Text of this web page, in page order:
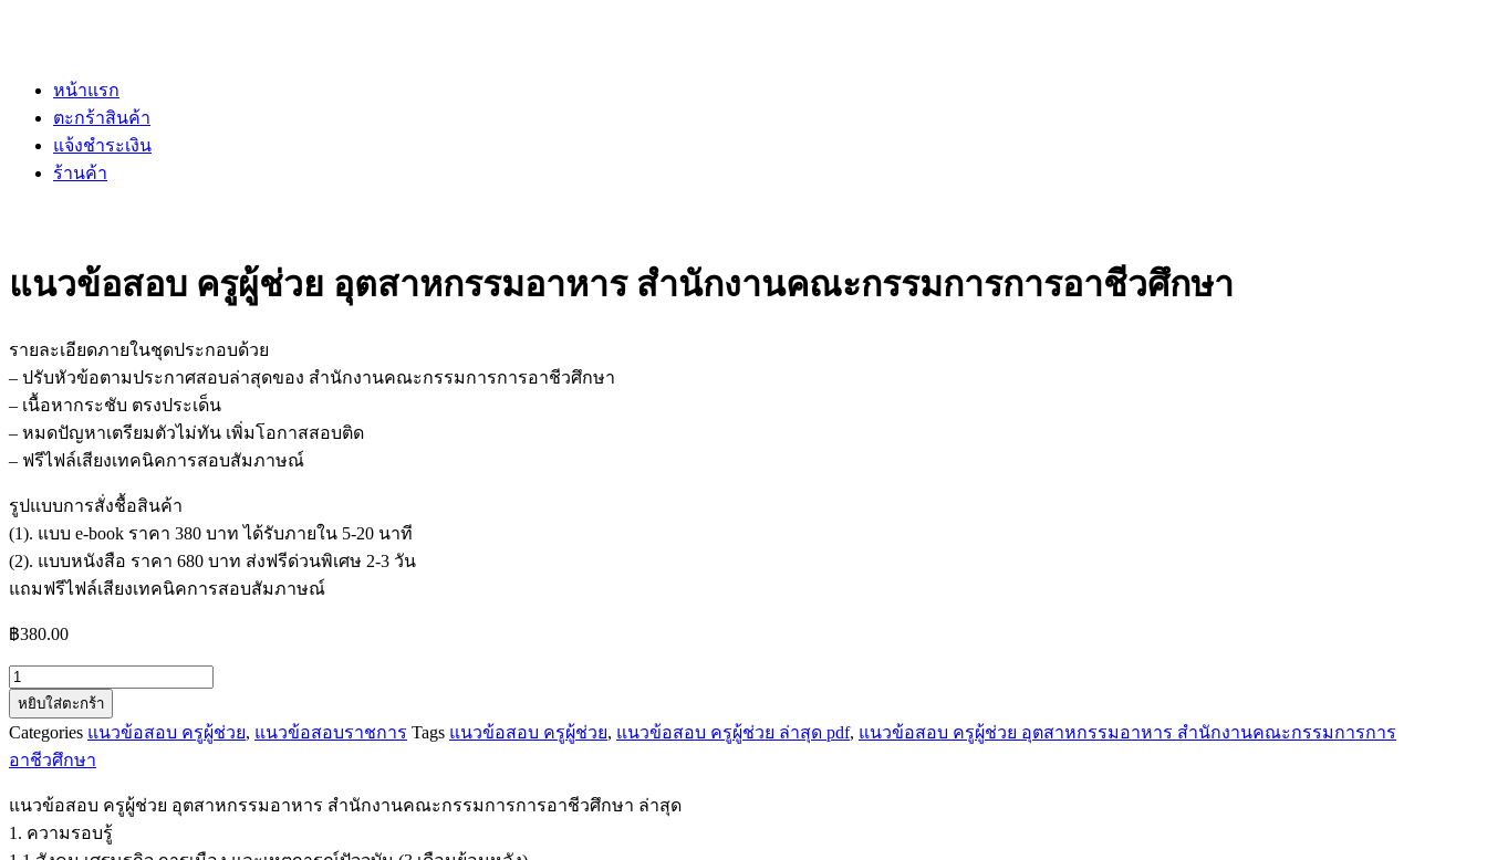
หน้าแรก
ตะกร้าสินค้า
แจ้งชำระเงิน
ร้านค้า
แนวข้อสอบ ครูผู้ช่วย อุตสาหกรรมอาหาร สำนักงานคณะกรรมการการอาชีวศึกษา
รายละเอียดภายในชุดประกอบด้วย
– ปรับหัวข้อตามประกาศสอบล่าสุดของ สำนักงานคณะกรรมการการอาชีวศึกษา
– เนื้อหากระชับ ตรงประเด็น
– หมดปัญหาเตรียมตัวไม่ทัน เพิ่มโอกาสสอบติด
– ฟรีไฟล์เสียงเทคนิคการสอบสัมภาษณ์
รูปแบบการสั่งชื้อสินค้า
(1). แบบ e-book ราคา 380 บาท ได้รับภายใน 5-20 นาที
(2). แบบหนังสือ ราคา 680 บาท ส่งฟรีด่วนพิเศษ 2-3 วัน
แถมฟรีไฟล์เสียงเทคนิคการสอบสัมภาษณ์
฿380.00
จำนวน
แนว
ข้อสอบ
ครู
ช่วย
อุตสาหกรรม
หยิบใส่ตะกร้า
Categories แนวข้อสอบ ครูผู้ช่วย, แนวข้อสอบราชการ Tags แนวข้อสอบ ครูผู้ช่วย, แนวข้อสอบ ครูผู้ช่วย ล่าสุด pdf, แนวข้อสอบ ครูผู้ช่วย อุตสาหกรรมอาหาร สำนักงานคณะกรรมการการ
อาชีวศึกษา
แนวข้อสอบ ครูผู้ช่วย อุตสาหกรรมอาหาร สำนักงานคณะกรรมการการอาชีวศึกษา ล่าสุด
1. ความรอบรู้